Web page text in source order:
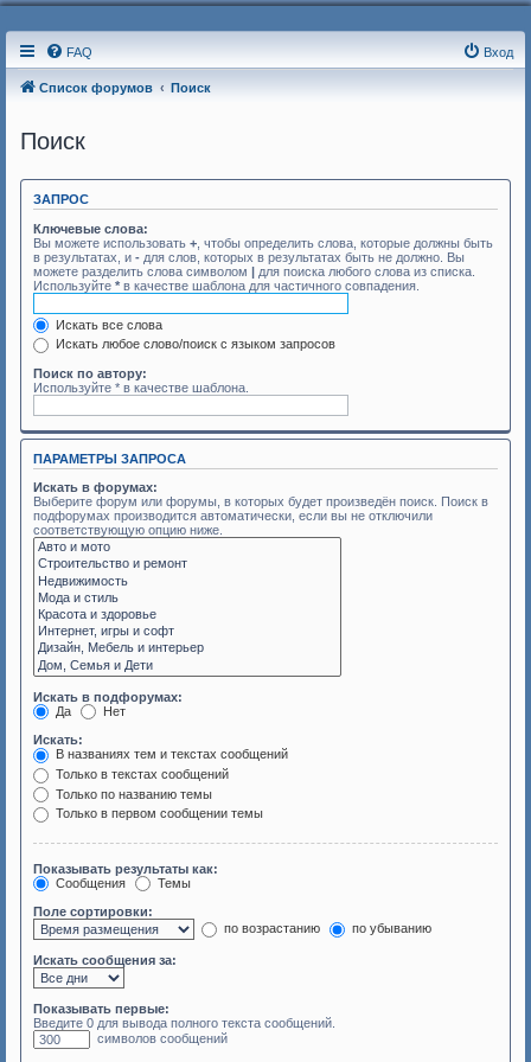
FAQ Вход
Список форумов Поиск
Поиск
ЗАПРОС
Ключевые слова:
Вы можете использовать + , чтобы определить слова, которые должны быть
в результатах, и - для слов, которых в результатах быть не должно. Вы
можете разделить слова символом | для поиска любого слова из списка.
Используйте * в качестве шаблона для частичного совпадения.
Искать все слова
Искать любое слово/поиск с языком запросов
Поиск по автору:
Используйте * в качестве шаблона.
ПАРАМЕТРЫ ЗАПРОСА
Искать в форумах:
Выберите форум или форумы, в которых будет произведён поиск. Поиск в
подфорумах производится автоматически, если вы не отключили
соответствующую опцию ниже.
Искать в подфорумах:
Да
Нет
Искать:
В названиях тем и текстах сообщений
Только в текстах сообщений
Только по названию темы
Только в первом сообщении темы
Показывать результаты как:
Сообщения
Темы
Поле сортировки:
по возрастанию
по убыванию
Искать сообщения за:
Показывать первые:
Введите 0 для вывода полного текста сообщений.
символов сообщений